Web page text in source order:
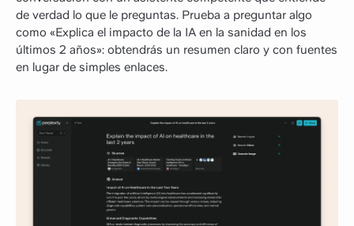
de verdad lo que le preguntas. Prueba a preguntar algo
como «Explica el impacto de la IA en la sanidad en los
últimos 2 años»: obtendrás un resumen claro y con fuentes
en lugar de simples enlaces.